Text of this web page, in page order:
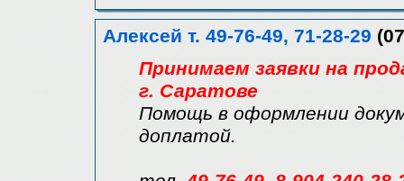
Алексей т. 49-76-49, 71-28-29
Принимаем заявки на
г. Саратове
Помощь в оформлении
доплатой.